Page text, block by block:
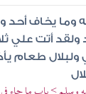
وما يخاف أحد
ولقد أتت علي
ولبلال طعام